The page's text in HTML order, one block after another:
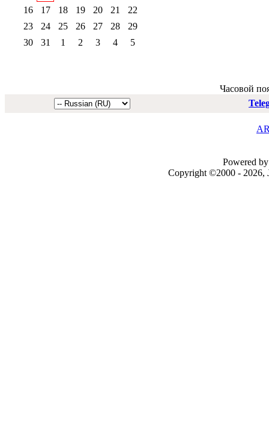
16
17 18 19 20 21
22
23
24 25 26 27 28
29
30
31 1 2 3 4 5
Часовой
Powered
Copyright ©2000 - 2026,